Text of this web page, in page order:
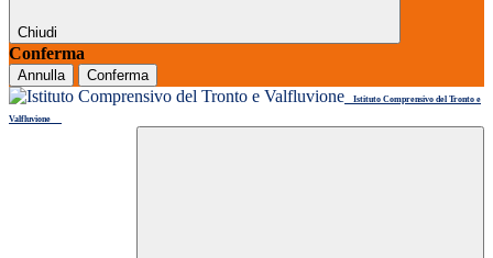
Chiudi
Conferma
Annulla Conferma
Istituto Comprensivo del Tronto e
Valfluvione